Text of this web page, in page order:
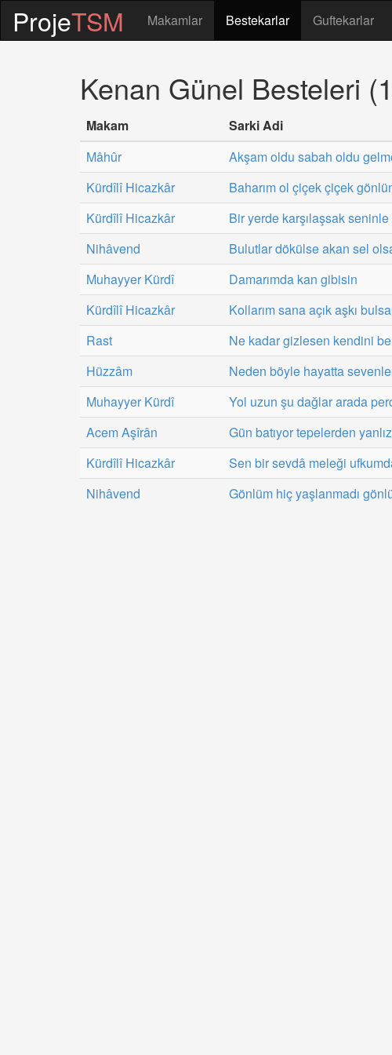
ProjeTSM Makamlar Bestekarlar Guftekarlar
Kenan Günel Besteleri
Makam Sarki Adi
Mâhûr
Akşam oldu sabah oldu
Kürdîlî Hicazkâr
Baharım ol çiçek çiçek
Kürdîlî Hicazkâr
Bir yerde karşılaşsak
Nihâvend
Bulutlar dökülse akan sel
Muhayyer Kürdî
Damarımda kan gibisin
Kürdîlî Hicazkâr
Kollarım sana açık aşkı
Rast
Ne kadar gizlesen kendini
Hüzzâm
Neden böyle hayatta
Muhayyer Kürdî
Yol uzun şu dağlar arada
Acem Aşîrân
Gün batıyor tepelerden
Kürdîlî Hicazkâr
Sen bir sevdâ meleği
Nihâvend
Gönlüm hiç yaşlanmadı